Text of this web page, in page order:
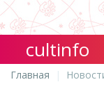
cultinfo
Главная